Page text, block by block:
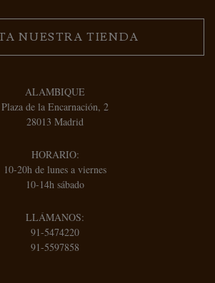
NUESTRA TIENDA
ALAMBIQUE
Plaza de la Encarnación, 2
28013 Madrid
HORARIO:
10-20h de lunes a viernes
10-14h sábado
LLÁMANOS:
91-5474220
91-5597858